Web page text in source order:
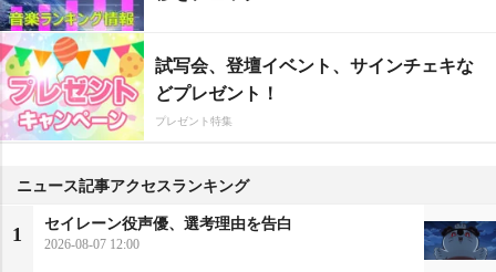
試写会、登壇イベント、サインチェキな
どプレゼント！
プレゼント特集
ニュース記事アクセスランキング
1
セイレーン役声優、選考理由を告白
2026-08-07 12:00